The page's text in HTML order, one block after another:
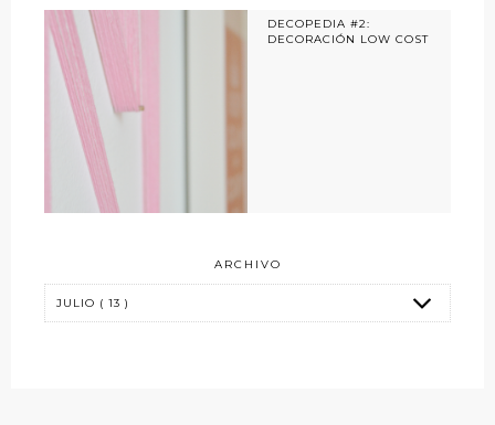
DECOPEDIA #2:
DECORACIÓN LOW COST
ARCHIVO